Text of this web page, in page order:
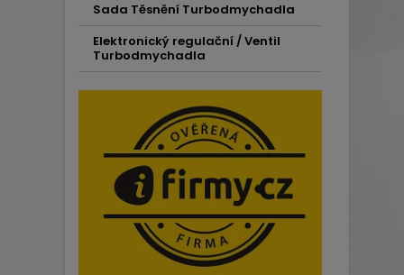
Sada Těsnění Turbodmychadla
Elektronický regulační / Ventil
Turbodmychadla